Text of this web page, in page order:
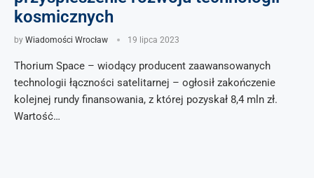
kosmicznych
by Wiadomości Wrocław 19 lipca 2023
Thorium Space – wiodący producent zaawansowanych
technologii łączności satelitarnej – ogłosił zakończenie
kolejnej rundy finansowania, z której pozyskał 8,4 mln zł.
Wartość…